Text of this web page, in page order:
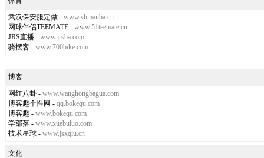
武汉保安服定做 - www.shmanba.cn
网球伴侣TEEMATE - www.51teemate.cn
JRS直播 - www.jrsba.com
骑摆客 - www.700bike.com
博客
网红八卦 - www.wanghongbagua.com
博客趣个性网 - qq.bokequ.com
博客趣 - www.bokequ.com
学部落 - www.xuebuluo.com
技术星球 - www.jsxqiu.cn
文化